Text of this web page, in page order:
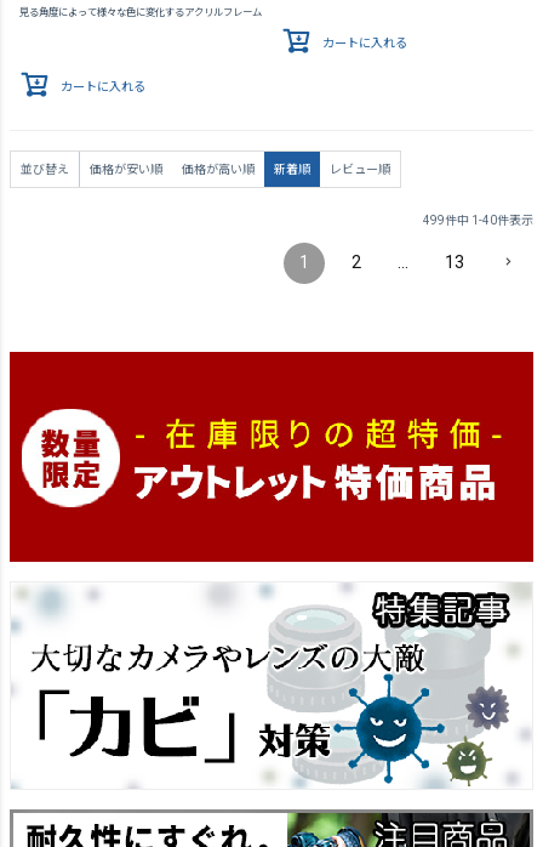
見る角度によって様々な色に変化するアクリルフレーム
カートに入れる
カートに入れる
並び替え 価格が安い順 価格が高い順 新着順 レビュー順
499件中 1 -40件表示
1 2 … 13